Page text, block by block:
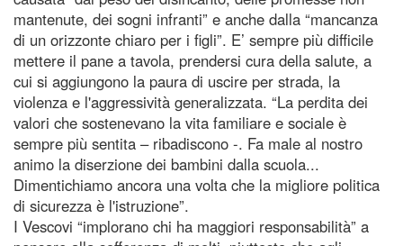
mantenute, dei sogni infranti” e anche dalla “mancanza
di un orizzonte chiaro per i figli”. E’ sempre più difficile
mettere il pane a tavola, prendersi cura della salute, a
cui si aggiungono la paura di uscire per strada, la
violenza e l'aggressività generalizzata. “La perdita dei
valori che sostenevano la vita familiare e sociale è
sempre più sentita – ribadiscono -. Fa male al nostro
animo la diserzione dei bambini dalla scuola...
Dimentichiamo ancora una volta che la migliore politica
di sicurezza è l'istruzione”.
I Vescovi “implorano chi ha maggiori responsabilità” a